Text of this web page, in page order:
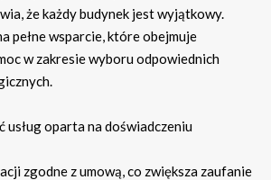
że każdy budynek jest wyjątkowy.
pełne wsparcie, które obejmuje
w zakresie wyboru odpowiednich
usług oparta na doświadczeniu
zgodne z umową, co zwiększa zaufanie